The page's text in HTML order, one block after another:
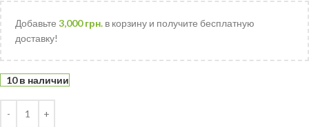
Добавьте 3,000грн. в корзину и получите бесплатную
доставку!
10 в наличии